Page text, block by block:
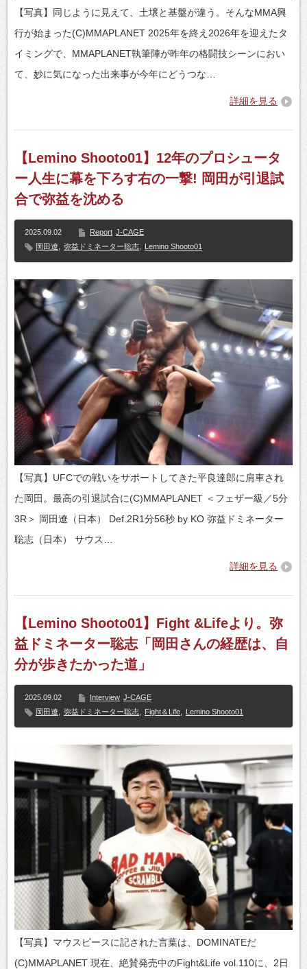
【写真】同じように見えて、土壌と基盤が違う。そんなMMA興
行が始まった(C)MMAPLANET 2025年を終え2026年を迎えたタ
イミングで、MMAPLANET執筆陣が昨年の格闘技シーンにおい
て、妙に気になった出来事が今年にどうつな…
詳細を見る
【Lemino Shooto01】12年のプロシュータ
ー人生に幕を下ろす右の一撃! 岡田が引退試
合で弥益を沈める
2025.09.02 Report J-CAGE
岡田遼
弥益ドミネーター聡志 Lemino Shooto01
【写真】UFCでの戦いをサポートしてきた平良達郎に肩車され
た岡田。最高の引退試合に(C)MMAPLANET ＜フェザー級／5分
3R＞ 岡田遼（日本） Def.2R1分56秒 by KO 弥益ドミネーター
聡志（日本） サウス…
詳細を見る
【Lemino Shooto01】Fight &Lifeより。弥
益ドミネーター聡志「岡田さんの経歴は、自
分が歩きたかった道」
2025.09.02 Interview J-CAGE
岡田遼
弥益ドミネーター聡志 Fight＆Life Lemino Shooto01
【写真】マウスピースに記された言葉は、DOMINATEだ
(C)MMAPLANET 現在、絶賛発売中のFight&Life vol.110に、2日